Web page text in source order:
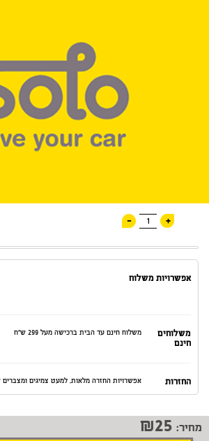
+
1
-
אפשרויות משלוח
משלוחים
חינם
משלוח חינם עד הבית ברכישה מעל 299 ש"ח
החזרות אפשרויות החזרה מלאות. למעט צמיגים
מחיר: 25